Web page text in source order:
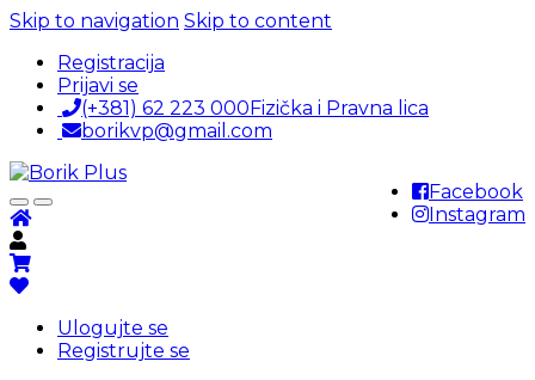
Skip to navigation Skip to content
Registracija
Prijavi se
(+381) 62 223 000Fizička i Pravna lica
borikvp@gmail.com
Facebook
Instagram
Ulogujte se
Registrujte se